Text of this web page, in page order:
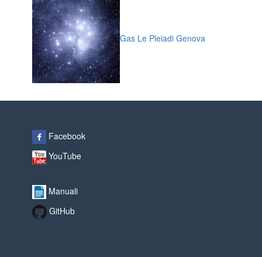
Gas Le Pleiadi Genova
Facebook
YouTube
Manuali
GitHub